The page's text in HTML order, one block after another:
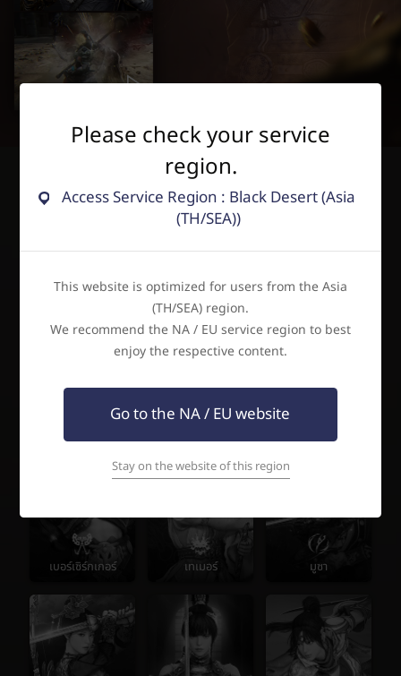
เลือกอาชีพ
เรนเจอร์
เบอร์เซิร์กเกอร์ เทเมอร์ มูซา
Please check your service
region.
Access Service Region : Black Desert (Asia
(TH/SEA))
This website is optimized for users from the Asia
(TH/SEA) region.
We recommend the NA / EU service region to best
enjoy the respective content.
Go to the NA / EU website
Stay on the website of this region